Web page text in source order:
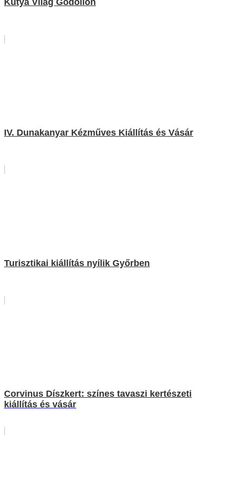
Kutya Világ Gödöllőn
IV. Dunakanyar Kézműves Kiállítás és Vásár
Turisztikai kiállítás nyílik Győrben
Corvinus Díszkert: színes tavaszi kertészeti
kiállítás és vásár